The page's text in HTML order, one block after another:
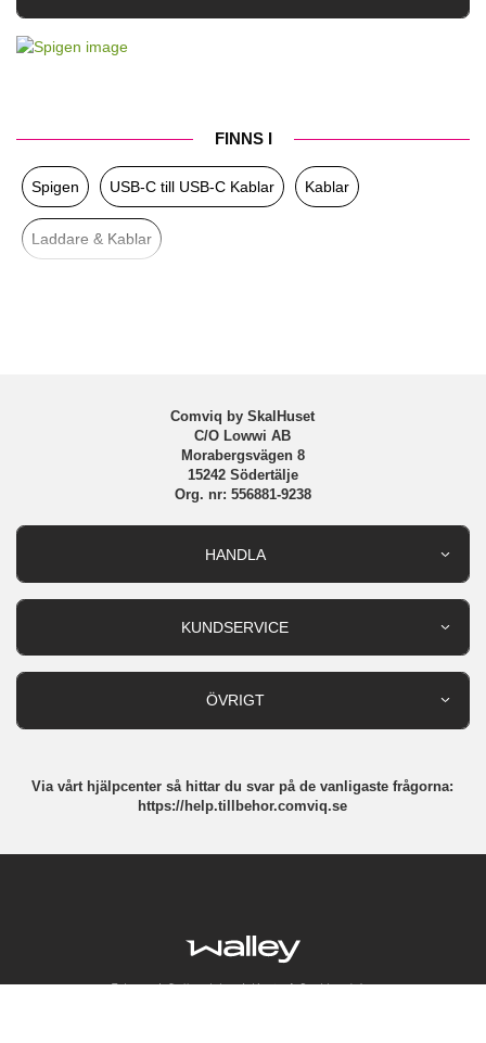
Tillverkarens art nr
FINNS I
Spigen USB-C till USB-C Kablar Kablar
Laddare & Kablar
Comviq by SkalHuset
C/O Lowwi AB
Morabergsvägen 8
15242 Södertälje
Org. nr: 556881-9238
HANDLA
KUNDSERVICE
ÖVRIGT
Integritetspolicy
Via vårt hjälpcenter så hittar du svar på de vanligaste frågorna:
https://help.tillbehor.comviq.se